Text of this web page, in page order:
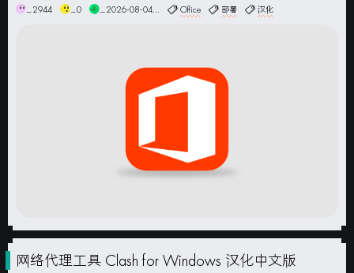
_2944 _0 _2026-08-04... Office 部署 汉化
网络代理工具 Clash for Windows 汉化中文版